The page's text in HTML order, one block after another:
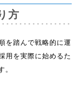
方
を踏んで戦略的に運
用を実際に始めるた
。